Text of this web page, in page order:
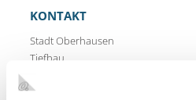
KONTAKT
Stadt Oberhausen
Tiefbau
Technisches Rathaus